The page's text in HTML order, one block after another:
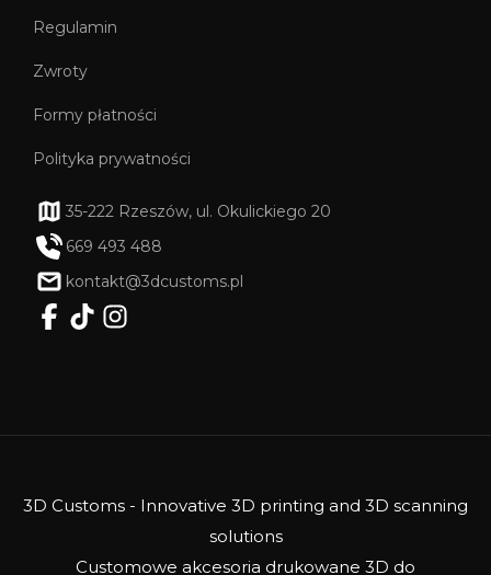
Regulamin
Zwroty
Formy płatności
Polityka prywatności
35-222 Rzeszów, ul. Okulickiego 20
669 493 488
kontakt@3dcustoms.pl
3D Customs - Innovative 3D printing and 3D scanning
solutions
Customowe akcesoria drukowane 3D do